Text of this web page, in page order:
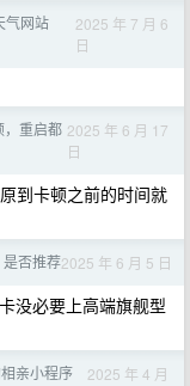
气网站
2025 年 7 月 6
日
，重启都 2025 年 6 月 17
日
到卡顿之前的时间就
否推荐2025 年 6 月 5 日
没必要上高端旗舰型
亲小程序
2025 年 4 月